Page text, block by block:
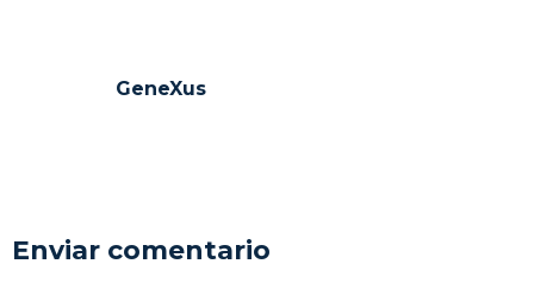
GeneXus
Enviar comentario